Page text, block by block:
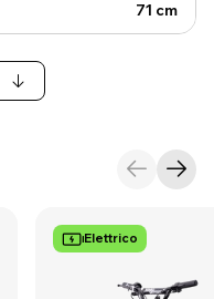
71 cm
Elettrico